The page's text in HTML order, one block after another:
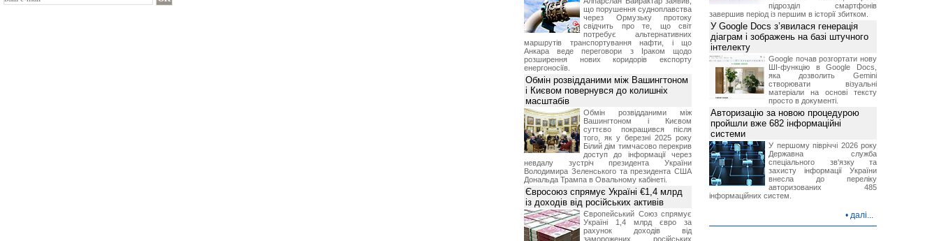
що порушення судноплавства
через Ормузьку протоку
свідчить про те, що світ
потребує альтернативних
маршрутів транспортування нафти, і що
Анкара веде переговори з Іраком щодо
розширення нових коридорів експорту
енергоносіїв.
Обмін розвідданими між Вашингтоном
і Києвом повернувся до колишніх
масштабів
Обмін розвідданими між
Вашингтоном і Києвом
суттєво покращився після
того, як у березні 2025 року
Білий дім тимчасово перекрив
доступ до інформації через
невдалу зустріч президента України
Володимира Зеленського та президента США
Дональда Трампа в Овальному кабінеті.
Євросоюз спрямує Україні €1,4 млрд
із доходів від російських активів
Європейський Союз спрямує
Україні 1,4 млрд євро за
рахунок доходів від
заморожених російських
підрозділ смартфонів
завершив період із першим в історії збитком.
У Google Docs з’явилася генерація
діаграм і зображень на базі штучного
інтелекту
Google почав розгортати нову
ШІ-функцію в Google Docs,
яка дозволить Gemini
створювати візуальні
матеріали на основі тексту
просто в документі.
Авторизацію за новою процедурою
пройшли вже 682 інформаційні
системи
У першому півріччі 2026 року
Державна служба
спеціального зв'язку та
захисту інформації України
внесла до переліку
авторизованих 485
інформаційних систем.
• далі...